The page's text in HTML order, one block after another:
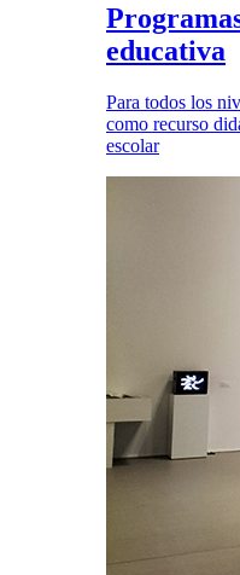
educativa
Para todos los
como recurso
escolar